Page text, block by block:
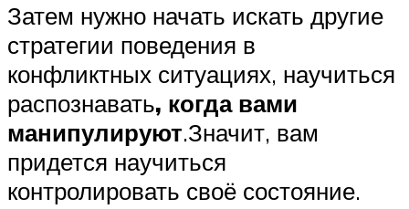
Затем нужно начать искать другие
стратегии поведения в
конфликтных ситуациях, научиться
распознавать, когда вами
манипулируют.Значит, вам
придется научиться
контролировать своё состояние.